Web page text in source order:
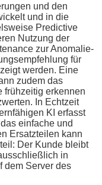
und den
und in die
Predictive
Nutzung der
zur Anomalie-
für
werden. Eine
zudem das
frühzeitig erkennen
In Echtzeit
KI erfasst
einfache und
Ersatzteilen kann
Der Kunde bleibt
in
dem Server des